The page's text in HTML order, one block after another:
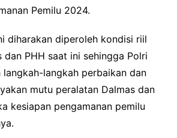
Pemilu 2024.
diharakan diperoleh kondisi riil
dan PHH saat ini sehingga Polri
langkah perbaikan dan
mutu peralatan Dalmas dan
kesiapan pengamanan pemilu